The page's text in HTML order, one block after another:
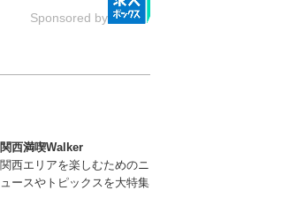
Sponsored by
関西満喫Walker
関西エリアを楽しむためのニ
ュースやトピックスを大特集